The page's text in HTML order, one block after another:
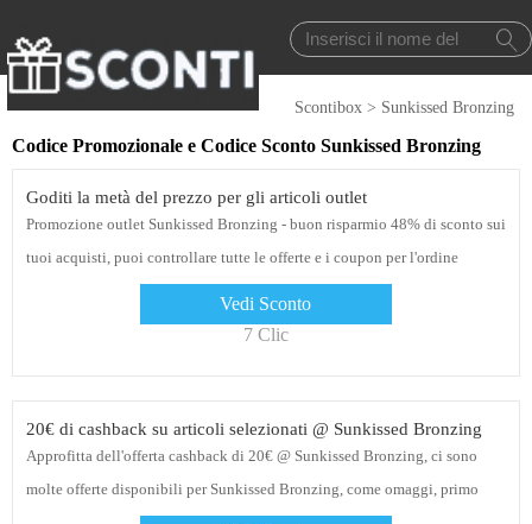
Scontibox > Sunkissed Bronzing
Codice Promozionale e Codice Sconto Sunkissed Bronzing
Goditi la metà del prezzo per gli articoli outlet
Promozione outlet Sunkissed Bronzing - buon risparmio 48% di sconto sui
tuoi acquisti, puoi controllare tutte le offerte e i coupon per l'ordine
Vedi Sconto
7 Clic
20€ di cashback su articoli selezionati @ Sunkissed Bronzing
Approfitta dell'offerta cashback di 20€ @ Sunkissed Bronzing, ci sono
molte offerte disponibili per Sunkissed Bronzing, come omaggi, primo